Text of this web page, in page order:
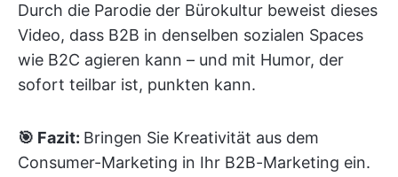
Durch die Parodie der Bürokultur beweist dieses
Video, dass B2B in denselben sozialen Spaces
wie B2C agieren kann – und mit Humor, der
sofort teilbar ist, punkten kann.
🎯 Fazit: Bringen Sie Kreativität aus dem
Consumer-Marketing in Ihr B2B-Marketing ein.